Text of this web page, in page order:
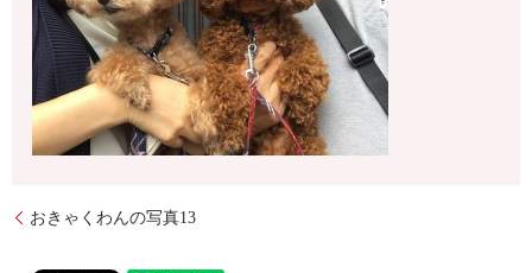
おきゃくわんの写真13